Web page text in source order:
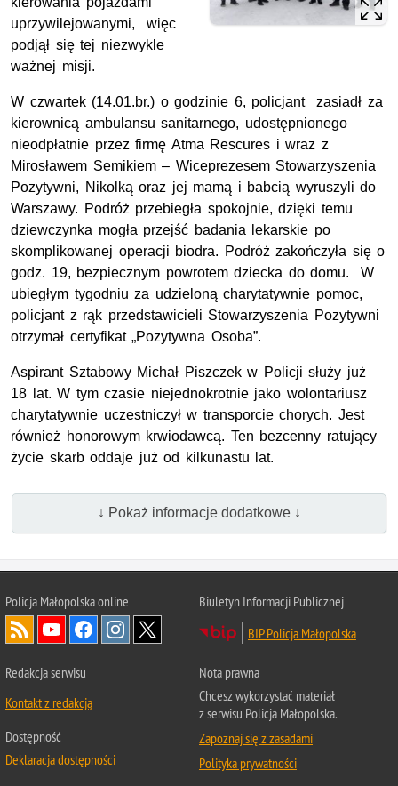
uprzywilejowanymi, więc
podjął się tej niezwykle
ważnej misji.
W czwartek (14.01.br.) o godzinie 6, policjant zasiadł za
kierownicą ambulansu sanitarnego, udostępnionego
nieodpłatnie przez firmę Atma Rescures i wraz z
Mirosławem Semikiem – Wiceprezesem Stowarzyszenia
Pozytywni, Nikolką oraz jej mamą i babcią wyruszyli do
Warszawy. Podróż przebiegła spokojnie, dzięki temu
dziewczynka mogła przejść badania lekarskie po
skomplikowanej operacji biodra. Podróż zakończyła się o
godz. 19, bezpiecznym powrotem dziecka do domu. W
ubiegłym tygodniu za udzieloną charytatywnie pomoc,
policjant z rąk przedstawicieli Stowarzyszenia Pozytywni
otrzymał certyfikat „Pozytywna Osoba”.
Aspirant Sztabowy Michał Piszczek w Policji służy już
18 lat. W tym czasie niejednokrotnie jako wolontariusz
charytatywnie uczestniczył w transporcie chorych. Jest
również honorowym krwiodawcą. Ten bezcenny ratujący
życie skarb oddaje już od kilkunastu lat.
↓ Pokaż informacje dodatkowe ↓
Policja Małopolska online
Biuletyn Informacji Publicznej
BIP Policja Małopolska
Redakcja serwisu
Kontakt z redakcją
Dostępność
Deklaracja dostępności
Nota prawna
Chcesz wykorzystać materiał
z serwisu Policja Małopolska.
Zapoznaj się z zasadami
Polityka prywatności